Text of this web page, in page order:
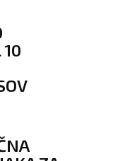
10